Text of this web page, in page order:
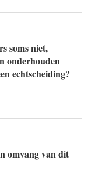
soms niet,
onderhouden
echtscheiding?
omvang van dit